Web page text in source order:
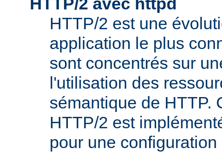
HTTP/2 est une
application le plus
sont concentrés sur
l'utilisation des
sémantique de HTTP.
HTTP/2 est
pour une